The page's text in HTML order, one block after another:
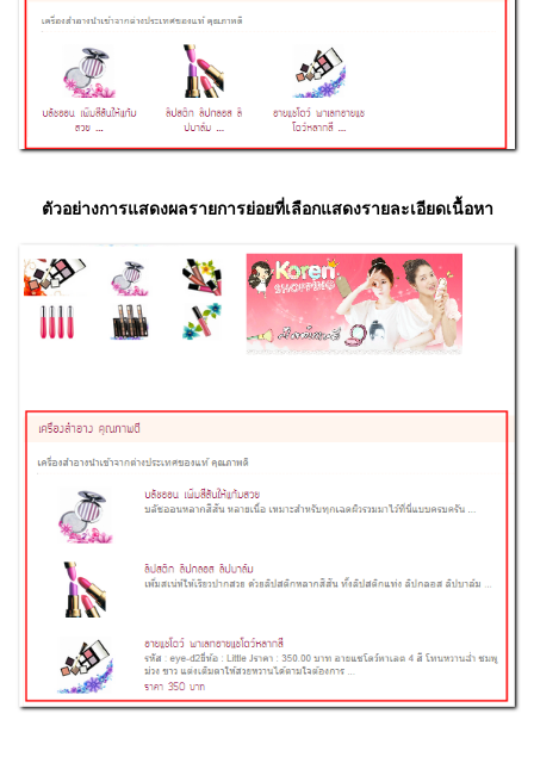
ตัวอย่างการแสดงผลรายการย่อยที่เลือกแสดงรายละเอียดเนื้อหา